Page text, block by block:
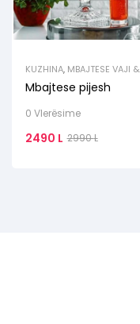
KUZHINA, MBAJTESE VAJI &
LENGJESH
Mbajtese pijesh
0 Vlerësime
2990L
2490 L